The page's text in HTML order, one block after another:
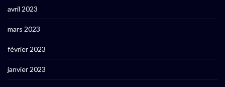
avril 2023
mars 2023
février 2023
janvier 2023